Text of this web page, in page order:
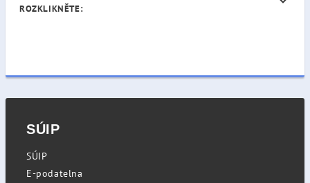
ROZKLIKNĚTE:
SÚIP
SÚIP
E-podatelna